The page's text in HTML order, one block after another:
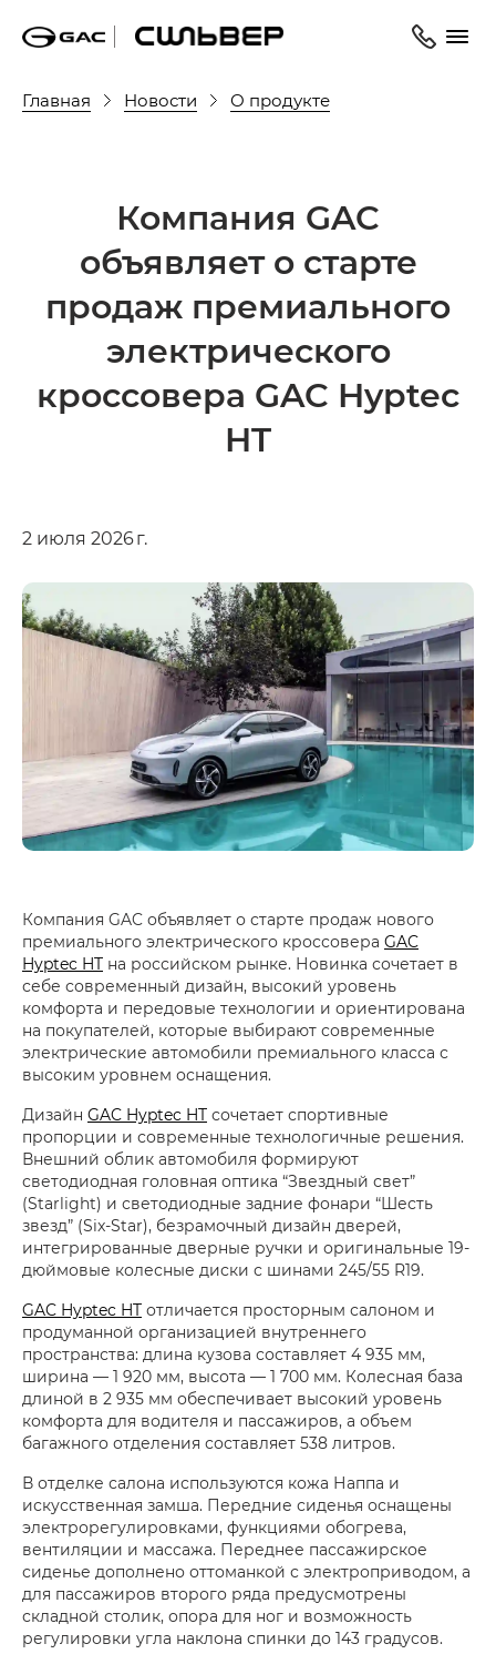
Главная Новости О продукте
Компания GAC
объявляет о старте
продаж премиального
электрического
кроссовера GAC Hyptec
HT
2 июля 2026 г.
Компания GAC объявляет о старте продаж нового
премиального электрического кроссовера GAC
Hyptec HT на российском рынке. Новинка сочетает в
себе современный дизайн, высокий уровень
комфорта и передовые технологии и ориентирована
на покупателей, которые выбирают современные
электрические автомобили премиального класса с
высоким уровнем оснащения.
Дизайн GAC Hyptec HT сочетает спортивные
пропорции и современные технологичные решения.
Внешний облик автомобиля формируют
светодиодная головная оптика “Звездный свет”
(Starlight) и светодиодные задние фонари “Шесть
звезд” (Six-Star), безрамочный дизайн дверей,
интегрированные дверные ручки и оригинальные 19-
дюймовые колесные диски с шинами 245/55 R19.
GAC Hyptec HT отличается просторным салоном и
продуманной организацией внутреннего
пространства: длина кузова составляет 4 935 мм,
ширина — 1 920 мм, высота — 1 700 мм. Колесная база
длиной в 2 935 мм обеспечивает высокий уровень
комфорта для водителя и пассажиров, а объем
багажного отделения составляет 538 литров.
В отделке салона используются кожа Наппа и
искусственная замша. Передние сиденья оснащены
электрорегулировками, функциями обогрева,
вентиляции и массажа. Переднее пассажирское
сиденье дополнено оттоманкой с электроприводом, а
для пассажиров второго ряда предусмотрены
складной столик, опора для ног и возможность
регулировки угла наклона спинки до 143 градусов.